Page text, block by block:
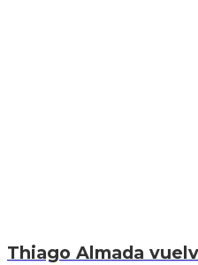
Thiago Almada